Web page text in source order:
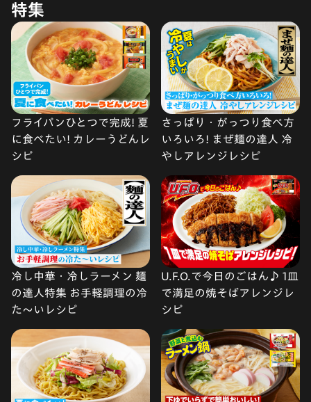
特集
フライパンひとつで完成! 夏
に食べたい! カレーうどんレ
シピ
さっぱり・がっつり食べ方
いろいろ! まぜ麺の達人 冷
やしアレンジレシピ
冷し中華・冷しラーメン 麺
の達人特集 お手軽調理の冷
た〜いレシピ
U.F.O.で今日のごはん♪ 1皿
で満足の焼そばアレンジレ
シピ